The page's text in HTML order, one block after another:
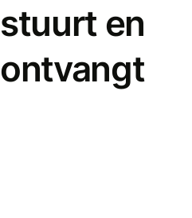
stuurt en
ontvangt